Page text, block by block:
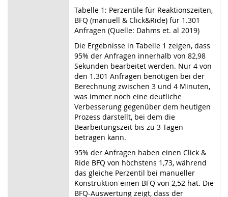
Tabelle 1: Perzentile für Reaktionszeiten,
BFQ (manuell & Click&Ride) für 1.301
Anfragen (Quelle: Dahms et. al 2019)
Die Ergebnisse in Tabelle 1 zeigen, dass
95% der Anfragen innerhalb von 82,98
Sekunden bearbeitet werden. Nur 4 von
den 1.301 Anfragen benötigen bei der
Berechnung zwischen 3 und 4 Minuten,
was immer noch eine deutliche
Verbesserung gegenüber dem heutigen
Prozess darstellt, bei dem die
Bearbeitungszeit bis zu 3 Tagen
betragen kann.
95% der Anfragen haben einen Click &
Ride BFQ von höchstens 1 ,73, während
das gleiche Perzentil bei manueller
Konstruktion einen BFQ von 2,52 hat. Die
BFQ-Auswertung zeigt, dass der